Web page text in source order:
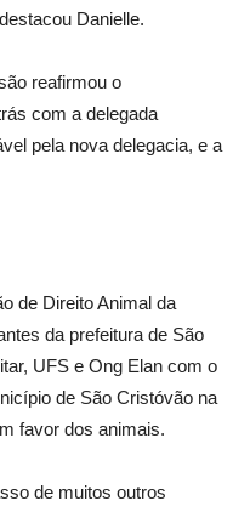
Danielle.
reafirmou o
com a delegada
pela nova delegacia, e a
de Direito Animal da
da prefeitura de São
UFS e Ong Elan com o
de São Cristóvão na
favor dos animais.
de muitos outros